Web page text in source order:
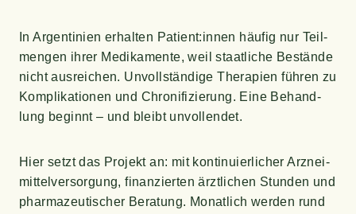
In Argen­ti­ni­en erhal­ten Patient:innen häu­fig nur Teil­
men­gen ihrer Medi­ka­men­te, weil staat­li­che Bestän­de
nicht aus­rei­chen. Unvoll­stän­di­ge The­ra­pien füh­ren zu
Kom­pli­ka­tio­nen und Chro­ni­fi­zie­rung. Eine Behand­
lung beginnt – und bleibt unvollendet.
Hier setzt das Pro­jekt an: mit kon­ti­nu­ier­li­cher Arz­nei­
mit­tel­ver­sor­gung, finan­zier­ten ärzt­li­chen Stun­den und
phar­ma­zeu­ti­scher Bera­tung. Monat­lich wer­den rund